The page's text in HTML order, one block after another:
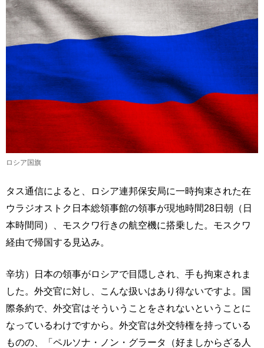
ロシア国旗
タス通信によると、ロシア連邦保安局に一時拘束された在
ウラジオストク日本総領事館の領事が現地時間28日朝（日
本時間同）、モスクワ行きの航空機に搭乗した。モスクワ
経由で帰国する見込み。
辛坊）日本の領事がロシアで目隠しされ、手も拘束されま
した。外交官に対し、こんな扱いはあり得ないですよ。国
際条約で、外交官はそういうことをされないということに
なっているわけですから。外交官は外交特権を持っている
ものの、「ペルソナ・ノン・グラータ（好ましからざる人